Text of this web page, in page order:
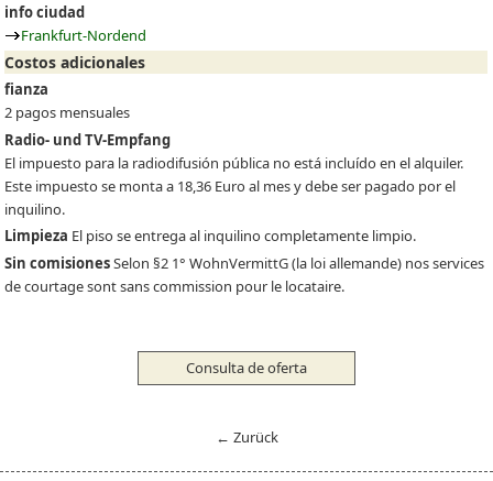
info ciudad
Frankfurt-Nordend
Costos adicionales
fianza
2 pagos mensuales
Radio- und TV-Empfang
El impuesto para la radiodifusión pública no está incluído en el alquiler.
Este impuesto se monta a 18,36 Euro al mes y debe ser pagado por el
inquilino.
Limpieza El piso se entrega al inquilino completamente limpio.
Sin comisionesSelon §2 1° WohnVermittG (la loi allemande) nos services
de courtage sont sans commission pour le locataire.
Consulta de oferta
← Zurück